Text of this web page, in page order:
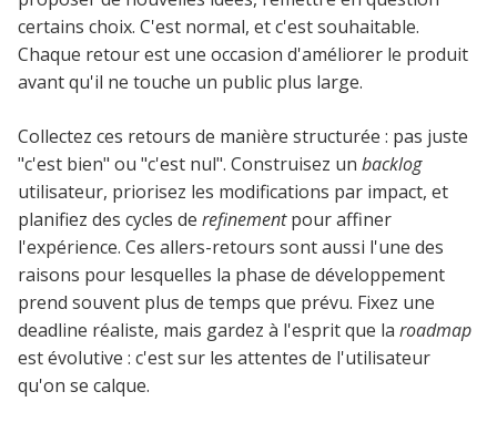
certains choix. C'est normal, et c'est souhaitable.
Chaque retour est une occasion d'améliorer le produit
avant qu'il ne touche un public plus large.
Collectez ces retours de manière structurée : pas juste
"c'est bien" ou "c'est nul". Construisez un backlog
utilisateur, priorisez les modifications par impact, et
planifiez des cycles de refinementpour affiner
l'expérience. Ces allers-retours sont aussi l'une des
raisons pour lesquelles la phase de développement
prend souvent plus de temps que prévu. Fixez une
deadline réaliste, mais gardez à l'esprit que la roadmap
est évolutive : c'est sur les attentes de l'utilisateur
qu'on se calque.